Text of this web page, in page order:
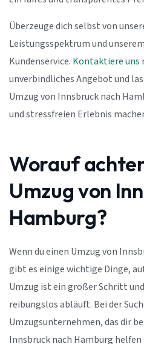
Überzeuge dich selbst von
Leistungsspektrum und
Kundenservice. Kontaktiere uns
unverbindliches Angebot und
Umzug von Innsbruck nach
und stressfreien Erlebnis
Worauf
Umzug von
Hamburg?
Wenn du einen Umzug von
gibt es einige wichtige Dinge,
Umzug ist ein großer Schritt
reibungslos abläuft. Bei der
Umzugsunternehmen, das dir
Innsbruck nach Hamburg